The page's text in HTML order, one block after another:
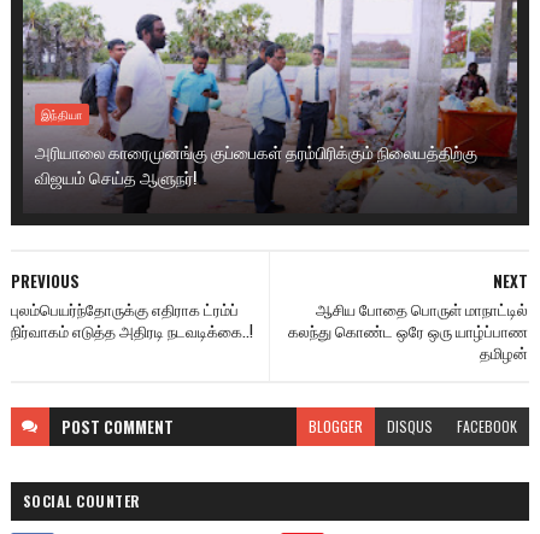
இந்தியா
அரியாலை காரைமுனங்கு குப்பைகள் தரம்பிரிக்கும் நிலையத்திற்கு
விஜயம் செய்த ஆளுநர்!
NEXT
ஆசிய போதை பொருள் மாநாட்டில்
கலந்து கொண்ட ஒரே ஒரு யாழ்ப்பாண
தமிழன்
PREVIOUS
புலம்பெயர்ந்தோருக்கு எதிராக ட்ரம்ப்
நிர்வாகம் எடுத்த அதிரடி நடவடிக்கை..!
POST COMMENT BLOGGER DISQUS FACEBOOK
SOCIAL COUNTER